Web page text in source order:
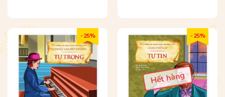
- 25%
Hết hàng
- 25%